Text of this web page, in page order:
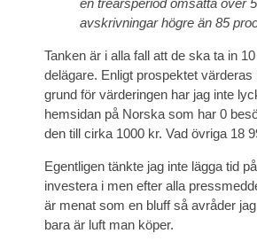
en treårsperiod omsätta över
avskrivningar högre än 85
Tanken är i alla fall att de ska ta in
delägare. Enligt prospektet
grund för värderingen har jag inte
hemsidan på Norska som har 0
den till cirka 1000 kr. Vad övriga 18
Egentligen tänkte jag inte lägga tid
investera i men efter alla
är menat som en bluff så avråder
bara är luft man köper.